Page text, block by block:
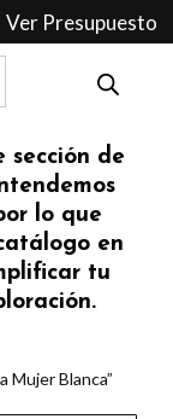
Ver Presupuesto
sección de
lo que
en
tu
Blanca”